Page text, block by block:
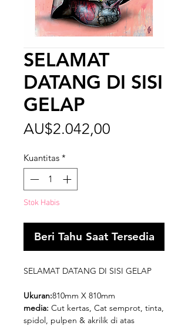
SELAMAT
DATANG DI SISI
GELAP
AU$2.042,00
Kuantitas *
Stok Habis
Beri Tahu Saat Tersedia
SELAMAT DATANG DI SISI GELAP
Ukuran:810mm X 810mm
media: Cut kertas, Cat semprot, tinta,
spidol, pulpen & akrilik di atas